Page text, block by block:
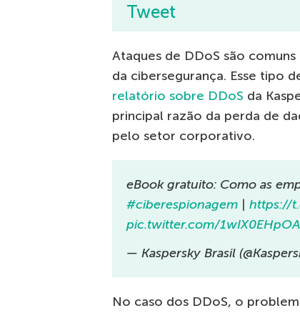
Tweet
Ataques de DDoS são
da cibersegurança. Esse tipo
relatório sobre DDoS da
principal razão da perda de
pelo setor corporativo.
eBook gratuito: Como as
#ciberespionagem | https://
pic.twitter.com/1wIX0EHpOA
— Kaspersky Brasil
No caso dos DDoS, o